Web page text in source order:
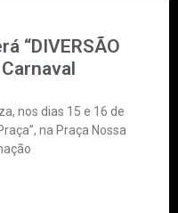
“DIVERSÃO
nos dias 15 e 16 de
na Praça Nossa